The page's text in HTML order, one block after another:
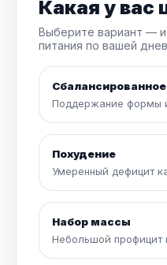
Какая у вас
Выберите вариант —
питания по вашей
Поддержание формы
Похудение
Умеренный дефицит
Набор массы
Небольшой профицит